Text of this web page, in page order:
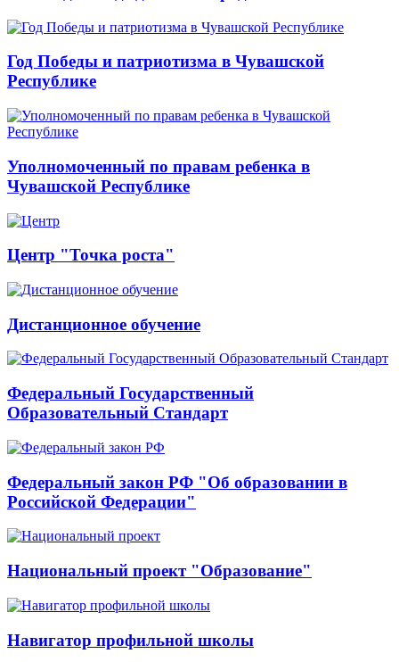
Год Победы и патриотизма в Чувашской
Республике
Уполномоченный по правам ребенка в
Чувашской Республике
Центр "Точка роста"
Дистанционное обучение
Федеральный Государственный
Образовательный Стандарт
Федеральный закон РФ "Об образовании в
Российской Федерации"
Национальный проект "Образование"
Навигатор профильной школы